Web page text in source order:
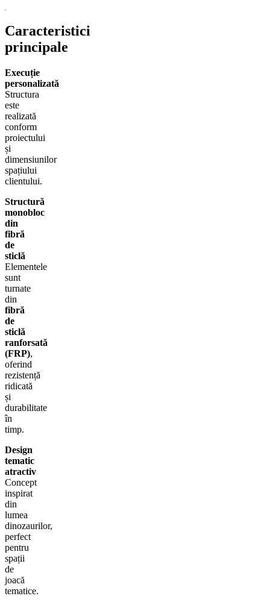
Caracteristici
principale
Execuție
personalizată
Structura
este
realizată
conform
proiectului
și
dimensiunilor
spațiului
clientului.
Structură
monobloc
din
fibră
de
sticlă
Elementele
sunt
turnate
din
fibră
de
sticlă
ranforsată
(FRP),
oferind
rezistență
ridicată
și
durabilitate
în
timp.
Design
tematic
atractiv
Concept
inspirat
din
lumea
dinozaurilor,
perfect
pentru
spații
de
joacă
tematice.